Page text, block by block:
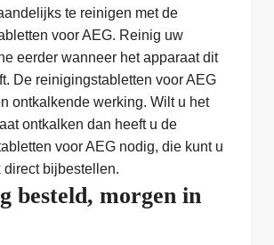
te reinigen met de
voor AEG. Reinig uw
eerder wanneer het apparaat dit
De reinigingstabletten voor AEG
ontkalkende werking. Wilt u het
ontkalken dan heeft u de
voor AEG nodig, die kunt u
bijbestellen.
besteld, morgen in